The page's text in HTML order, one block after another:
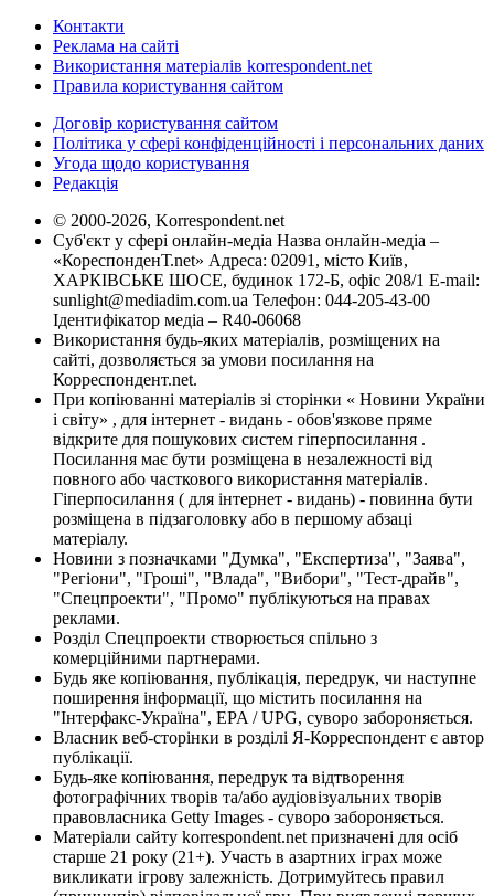
Контакти
Реклама на сайті
Використання матеріалів korrespondent.net
Правила користування сайтом
Договір користування сайтом
Політика у сфері конфіденційності і персональних даних
Угода щодо користування
Редакція
© 2000-2026, Korrespondent.net
Суб'єкт у сфері онлайн-медіа Назва онлайн-медіа –
«КореспонденТ.net» Адреса: 02091, місто Київ,
ХАРКІВСЬКЕ ШОСЕ, будинок 172-Б, офіс 208/1 E-mail:
sunlight@mediadim.com.ua Телефон: 044-205-43-00
Ідентифікатор медіа – R40-06068
Використання будь-яких матеріалів, розміщених на
сайті, дозволяється за умови посилання на
Корреспондент.net.
При копіюванні матеріалів зі сторінки « Новини України
і світу» , для інтернет - видань - обов'язкове пряме
відкрите для пошукових систем гіперпосилання .
Посилання має бути розміщена в незалежності від
повного або часткового використання матеріалів.
Гіперпосилання ( для інтернет - видань) - повинна бути
розміщена в підзаголовку або в першому абзаці
матеріалу.
Новини з позначками "Думка", "Експертиза", "Заява",
"Регіони", "Гроші", "Влада", "Вибори", "Тест-драйв",
"Спецпроекти", "Промо" публікуються на правах
реклами.
Розділ Спецпроекти створюється спільно з
комерційними партнерами.
Будь яке копіювання, публікація, передрук, чи наступне
поширення інформації, що містить посилання на
"Інтерфакс-Україна", EPA / UPG, суворо забороняється.
Власник веб-сторінки в розділі Я-Корреспондент є автор
публікації.
Будь-яке копіювання, передрук та відтворення
фотографічних творів та/або аудіовізуальних творів
правовласника Getty Images - суворо забороняється.
Матеріали сайту korrespondent.net призначені для осіб
старше 21 року (21+). Участь в азартних іграх може
викликати ігрову залежність. Дотримуйтесь правил